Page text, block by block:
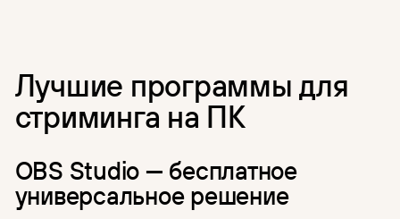
Лучшие программы для
стриминга на ПК
OBS Studio — бесплатное
универсальное решение